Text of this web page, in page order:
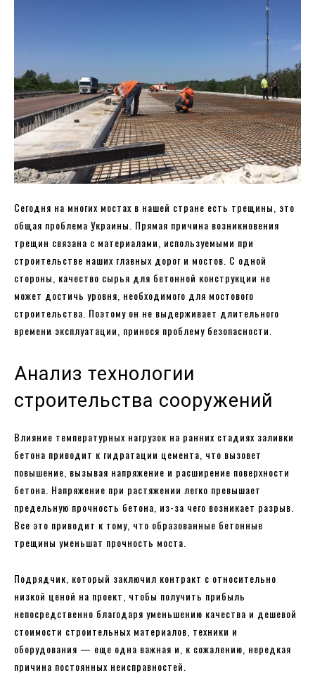
Сегодня на многих мостах в нашей стране есть трещины, это
общая проблема Украины. Прямая причина возникновения
трещин связана с материалами, используемыми при
строительстве наших главных дорог и мостов. С одной
стороны, качество сырья для бетонной конструкции не
может достичь уровня, необходимого для мостового
строительства. Поэтому он не выдерживает длительного
времени эксплуатации, принося проблему безопасности.
Анализ технологии
строительства сооружений
Влияние температурных нагрузок на ранних стадиях заливки
бетона приводит к гидратации цемента, что вызовет
повышение, вызывая напряжение и расширение поверхности
бетона. Напряжение при растяжении легко превышает
предельную прочность бетона, из-за чего возникает разрыв.
Все это приводит к тому, что образованные бетонные
трещины уменьшат прочность моста.
Подрядчик, который заключил контракт с относительно
низкой ценой на проект, чтобы получить прибыль
непосредственно благодаря уменьшению качества и дешевой
стоимости строительных материалов, техники и
оборудования — еще одна важная и, к сожалению, нередкая
причина постоянных неисправностей.